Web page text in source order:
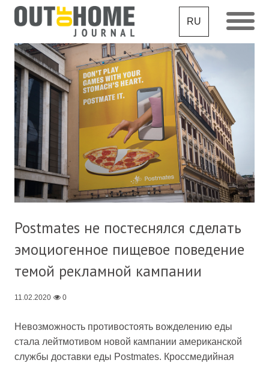
RU
Postmates не постеснялся сделать
эмоциогенное пищевое поведение
темой рекламной кампании
11.02.2020 0
Невозможность противостоять вожделению еды
стала лейтмотивом новой кампании американской
службы доставки еды Postmates. Кроссмедийная